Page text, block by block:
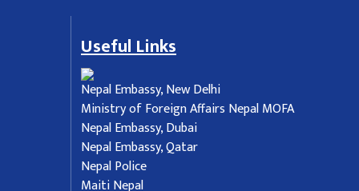
Useful Links
Nepal Embassy, New Delhi
Ministry of Foreign Affairs Nepal MOFA
Nepal Embassy, Dubai
Nepal Embassy, Qatar
Nepal Police
Maiti Nepal